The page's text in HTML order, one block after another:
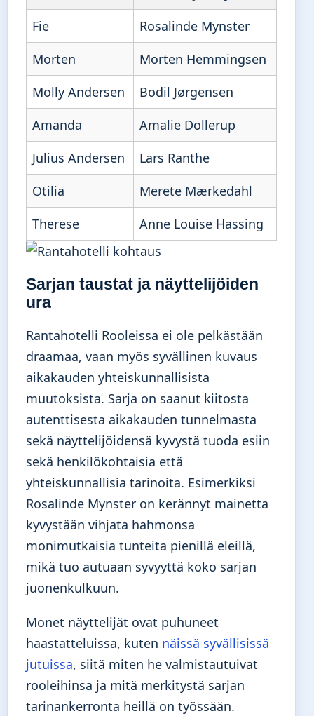
Fie
Rosalinde Mynster
Morten
Morten Hemmingsen
Molly Andersen
Bodil Jørgensen
Amanda
Amalie Dollerup
Julius Andersen
Lars Ranthe
Otilia
Merete Mærkedahl
Therese
Anne Louise Hassing
Sarjan taustat ja näyttelijöiden
ura
Rantahotelli Rooleissa ei ole pelkästään
draamaa, vaan myös syvällinen kuvaus
aikakauden yhteiskunnallisista
muutoksista. Sarja on saanut kiitosta
autenttisesta aikakauden tunnelmasta
sekä näyttelijöidensä kyvystä tuoda esiin
sekä henkilökohtaisia että
yhteiskunnallisia tarinoita. Esimerkiksi
Rosalinde Mynster on kerännyt mainetta
kyvystään vihjata hahmonsa
monimutkaisia tunteita pienillä eleillä,
mikä tuo autuaan syvyyttä koko sarjan
juonenkulkuun.
Monet näyttelijät ovat puhuneet
haastatteluissa, kuten näissä syvällisissä
jutuissa, siitä miten he valmistautuivat
rooleihinsa ja mitä merkitystä sarjan
tarinankerronta heillä on työssään.